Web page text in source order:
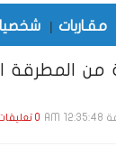
مقـاربات |
من المطرقة
0 تعليقات